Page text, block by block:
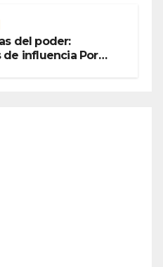
del poder:
de influencia Por